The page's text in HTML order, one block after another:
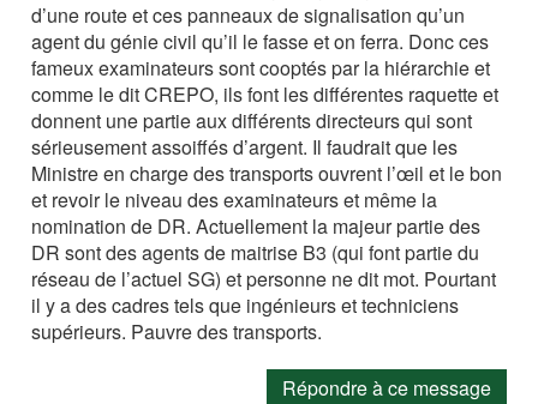
d’une route et ces panneaux de signalisation qu’un
agent du génie civil qu’il le fasse et on ferra. Donc ces
fameux examinateurs sont cooptés par la hiérarchie et
comme le dit CREPO, ils font les différentes raquette et
donnent une partie aux différents directeurs qui sont
sérieusement assoiffés d’argent. Il faudrait que les
Ministre en charge des transports ouvrent l’œil et le bon
et revoir le niveau des examinateurs et même la
nomination de DR. Actuellement la majeur partie des
DR sont des agents de maitrise B3 (qui font partie du
réseau de l’actuel SG) et personne ne dit mot. Pourtant
il y a des cadres tels que ingénieurs et techniciens
supérieurs. Pauvre des transports.
Répondre à ce message